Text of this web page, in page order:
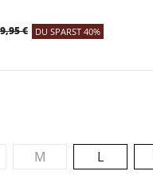
€ DU SPARST 40%
M L